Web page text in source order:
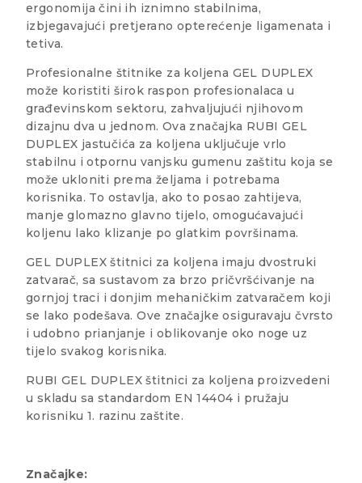
ergonomija čini ih iznimno stabilnima,
izbjegavajući pretjerano opterećenje ligamenata i
tetiva.
Profesionalne štitnike za koljena GEL DUPLEX
može koristiti širok raspon profesionalaca u
građevinskom sektoru, zahvaljujući njihovom
dizajnu dva u jednom. Ova značajka RUBI GEL
DUPLEX jastučića za koljena uključuje vrlo
stabilnu i otpornu vanjsku gumenu zaštitu koja se
može ukloniti prema željama i potrebama
korisnika. To ostavlja, ako to posao zahtijeva,
manje glomazno glavno tijelo, omogućavajući
koljenu lako klizanje po glatkim površinama.
GEL DUPLEX štitnici za koljena imaju dvostruki
zatvarač, sa sustavom za brzo pričvršćivanje na
gornjoj traci i donjim mehaničkim zatvaračem koji
se lako podešava. Ove značajke osiguravaju čvrsto
i udobno prianjanje i oblikovanje oko noge uz
tijelo svakog korisnika.
RUBI GEL DUPLEX štitnici za koljena proizvedeni
u skladu sa standardom EN 14404 i pružaju
korisniku 1. razinu zaštite.
Značajke: